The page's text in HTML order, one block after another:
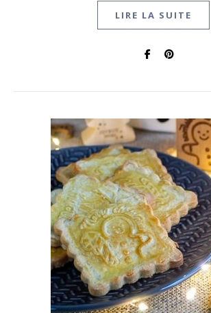
LIRE LA SUITE